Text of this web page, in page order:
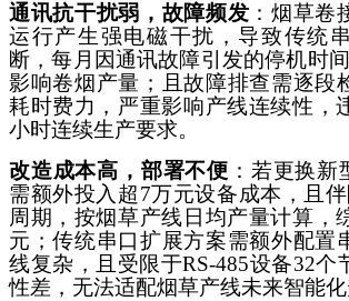
通讯抗干扰弱，故障频发 ：烟草卷
运行产生强电磁干扰，导致传统
断，每月因通讯故障引发的停机时
影响卷烟产量；且故障排查需逐段
耗时费力，严重影响产线连续性，
小时连续生产要求。
改造成本高，部署不便 ：若更换新
需额外投入超7万元设备成本，且
周期，按烟草产线日均产量计算，
元；传统串口扩展方案需额外配置
线复杂，且受限于RS-485设备32个
性差，无法适配烟草产线未来智能化